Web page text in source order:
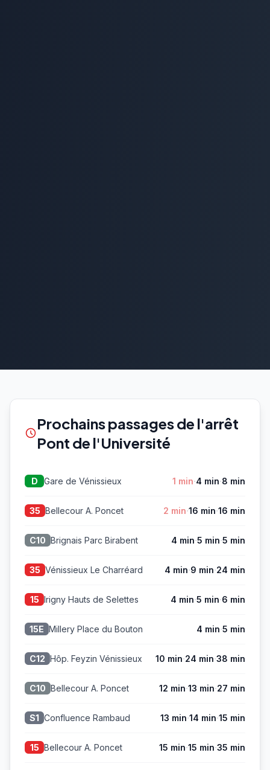
Prochains passages de l'arrêt
Pont de l'Université
D Gare de Vénissieux 1 min·4 min·8 min
35 Bellecour A. Poncet 2 min·16 min·16 min
C10 Brignais Parc Birabent 4 min·5 min·5 min
35 Vénissieux Le Charréard 4 min·9 min·24 min
15 Irigny Hauts de Selettes 4 min·5 min·6 min
15E Millery Place du Bouton 4 min·5 min
C12 Hôp. Feyzin Vénissieux 10 min·24 min·38 min
C10 Bellecour A. Poncet 12 min·13 min·27 min
S1 Confluence Rambaud 13 min·14 min·15 min
15 Bellecour A. Poncet 15 min·15 min·35 min